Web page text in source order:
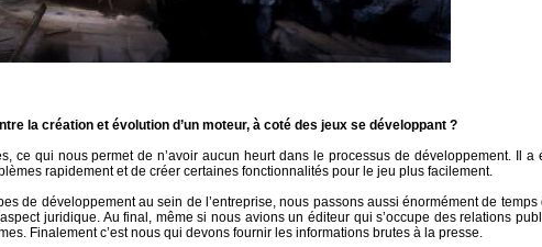
la création et évolution d’un moteur, à coté des jeux se développant ?
ce qui nous permet de n’avoir aucun heurt dans le processus de développement. Il a
rapidement et de créer certaines fonctionnalités pour le jeu plus facilement.
de développement au sein de l’entreprise, nous passons aussi énormément de
juridique. Au final, même si nous avions un éditeur qui s’occupe des relations
Finalement c’est nous qui devons fournir les informations brutes à la presse.